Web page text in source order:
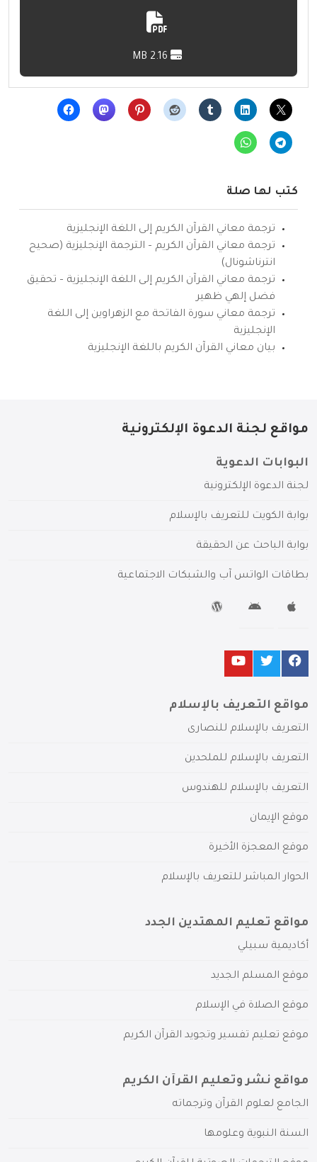
كتب لها صلة
ترجمة معاني القرآن الكريم إلى اللغة الإنجليزية
ترجمة معاني القرآن الكريم – الترجمة الإنجليزية (صحيح
انترناشونال)
ترجمة معاني القرآن الكريم إلى اللغة الإنجليزية – تحقيق
فضل إلهي ظهير
ترجمة معاني سورة الفاتحة مع الزهراوين إلى اللغة
الإنجليزية
بيان معاني القرآن الكريم باللغة الإنجليزية
مواقع لجنة الدعوة الإلكترونية
البوابات الدعوية
لجنة الدعوة الإلكترونية
بوابة الكويت للتعريف بالإسلام
بوابة الباحث عن الحقيقة
بطاقات الواتس آب والشبكات الاجتماعية
مواقع التعريف بالإسلام
التعريف بالإسلام للنصارى
التعريف بالإسلام للملحدين
التعريف بالإسلام للهندوس
موقع الإيمان
موقع المعجزة الأخيرة
الحوار المباشر للتعريف بالإسلام
مواقع تعليم المهتدين الجدد
أكاديمية سبيلي
موقع المسلم الجديد
موقع الصلاة في الإسلام
موقع تعليم تفسير وتجويد القرآن الكريم
مواقع نشر وتعليم القرآن الكريم
الجامع لعلوم القرآن وترجماته
السنة النبوية وعلومها